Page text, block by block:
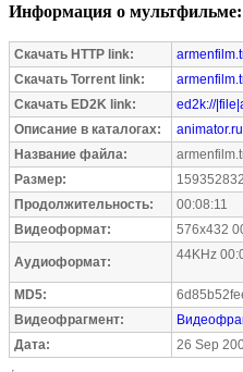
Информация о мультфильме:
Скачать HTTP link:
Скачать Torrent link:
Скачать ED2K link:
ed2k://
Описание в каталогах:
animator.ru
Название файла:
Размер:
159352832
Продолжительность:
00:08:11
Видеоформат:
576x432
Аудиоформат: 44KHz
MD5:
Видеофрагмент:
Дата:
26 Sep